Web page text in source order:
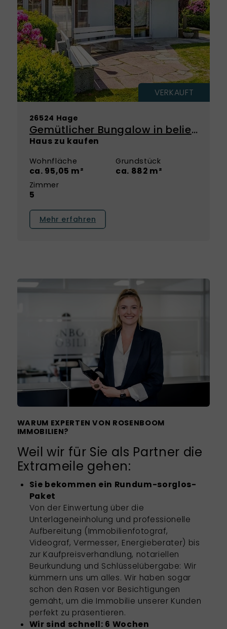
VERKAUFT
26524 Hage
Gemütlicher Bungalow in beliebter Lage von Hage
Haus zu kaufen
Wohnfläche
ca. 95,05 m²
Grundstück
ca. 882 m²
Zimmer
5
Mehr erfahren
WARUM EXPERTEN VON ROSENBOOM
IMMOBILIEN?
Weil wir für Sie als Partner die
Extrameile gehen:
Sie bekommen ein Rundum-sorglos-
Paket
Von der Einwertung über die
Unterlageneinholung und professionelle
Aufbereitung (Immobilienfotograf,
Videograf, Vermesser, Energieberater) bis
zur Kaufpreisverhandlung, notariellen
Beurkundung und Schlüsselübergabe: Wir
kümmern uns um alles. Wir haben sogar
schon den Rasen vor Besichtigungen
gemäht, um die Immobilie unserer Kunden
perfekt zu präsentieren.
Wir sind schnell: 6 Wochen